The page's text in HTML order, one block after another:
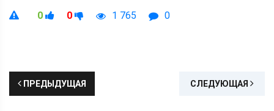
0 0 1 765 0
ПРЕДЫДУЩАЯ СЛЕДУЮЩАЯ